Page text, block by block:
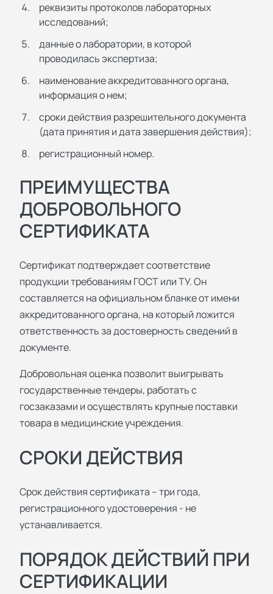
реквизиты протоколов лабораторных
исследований;
данные о лаборатории, в которой
проводилась экспертиза;
наименование аккредитованного органа,
информация о нем;
сроки действия разрешительного документа
(дата принятия и дата завершения действия);
регистрационный номер.
ПРЕИМУЩЕСТВА
ДОБРОВОЛЬНОГО
СЕРТИФИКАТА
Сертификат подтверждает соответствие
продукции требованиям ГОСТ или ТУ. Он
составляется на официальном бланке от имени
аккредитованного органа, на который ложится
ответственность за достоверность сведений в
документе.
Добровольная оценка позволит выигрывать
государственные тендеры, работать с
госзаказами и осуществлять крупные поставки
товара в медицинские учреждения.
СРОКИ ДЕЙСТВИЯ
Срок действия сертификата – три года,
регистрационного удостоверения - не
устанавливается.
ПОРЯДОК ДЕЙСТВИЙ ПРИ
СЕРТИФИКАЦИИ